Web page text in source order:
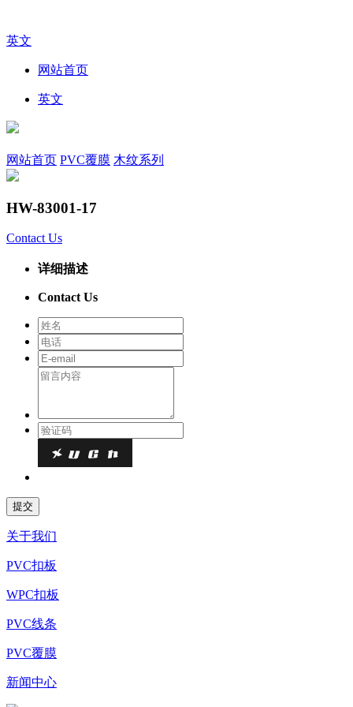
英文
网站首页
英文
网站首页 PVC覆膜 木纹系列
HW-83001-17
Contact Us
详细描述
Contact Us
关于我们
PVC扣板
WPC扣板
PVC线条
PVC覆膜
新闻中心